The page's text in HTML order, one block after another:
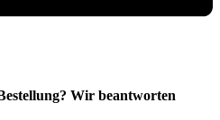
Wir beantworten